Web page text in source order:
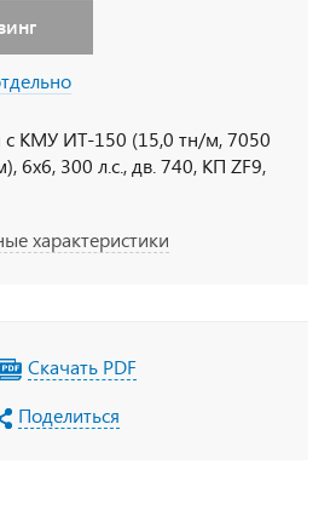
с КМУ ИТ-150 (15,0 тн/м, 7050
6х6, 300 л.с., дв. 740, КП ZF9,
характеристики
Скачать PDF
Поделиться